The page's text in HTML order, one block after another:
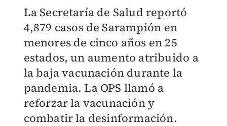
La Secretaría de Salud reportó
4,879 casos de Sarampión en
menores de cinco años en 25
estados, un aumento atribuido a
la baja vacunación durante la
pandemia. La OPS llamó a
reforzar la vacunación y
combatir la desinformación.